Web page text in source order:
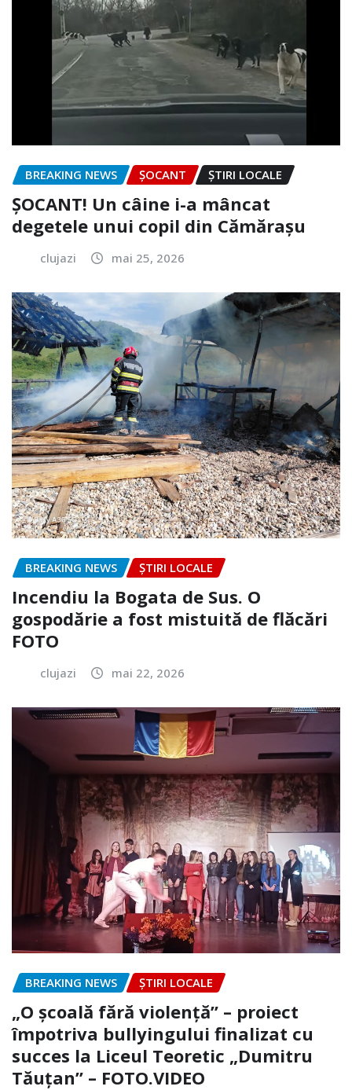
BREAKING NEWS ȘOCANT ȘTIRI LOCALE
ȘOCANT! Un câine i-a mâncat
degetele unui copil din Cămărașu
clujazi mai 25, 2026
BREAKING NEWS ȘTIRI LOCALE
Incendiu la Bogata de Sus. O
gospodărie a fost mistuită de flăcări
FOTO
clujazi mai 22, 2026
BREAKING NEWS ȘTIRI LOCALE
„O școală fără violență” – proiect
împotriva bullyingului finalizat cu
succes la Liceul Teoretic „Dumitru
Tăuțan” – FOTO.VIDEO